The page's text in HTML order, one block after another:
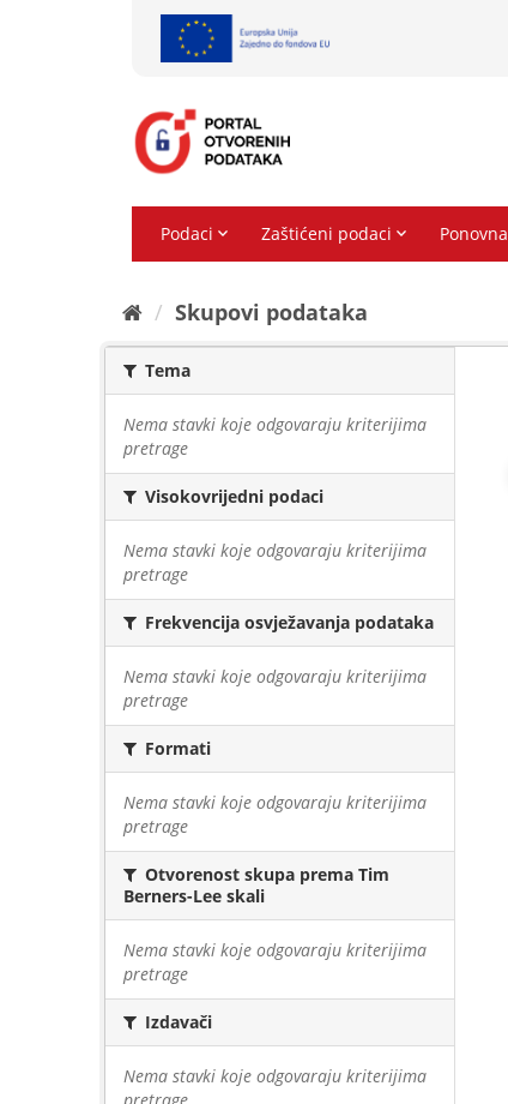
Skupovi podаtаkа
Tema
Nema stavki koje odgovaraju kriterijima
pretrage
Visokovrijedni podaci
Nema stavki koje odgovaraju kriterijima
pretrage
Frekvencija osvježavanja podataka
Nema stavki koje odgovaraju kriterijima
pretrage
Formati
Nema stavki koje odgovaraju kriterijima
pretrage
Otvorenost skupa prema Tim
Berners-Lee skali
Nema stavki koje odgovaraju kriterijima
pretrage
Izdavači
Nema stavki koje odgovaraju kriterijima